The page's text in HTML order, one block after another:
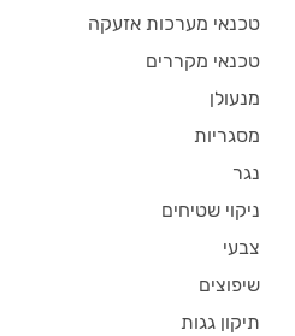
טכנאי מערכות אזעקה
טכנאי מקררים
מנעולן
מסגריות
נגר
ניקוי שטיחים
צבעי
שיפוצים
תיקון גגות